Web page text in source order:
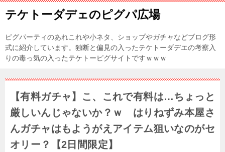
テケトーダデェのピグパ広場
ピグパーティのあれこれや小ネタ、ショップやガチャなどブログ形
式に紹介しています。独断と偏見の入ったテケトーダデエの考察入
りの毒っ気の入ったテケトーピグサイトですｗｗｗ
【有料ガチャ】こ、これで有料は…ちょっと
厳しいんじゃないか？ｗ はりねずみ本屋さ
んガチャはもようがえアイテム狙いなのがセ
オリー？【2日間限定】